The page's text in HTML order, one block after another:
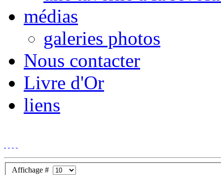
médias
galeries photos
Nous contacter
Livre d'Or
liens
Affichage #